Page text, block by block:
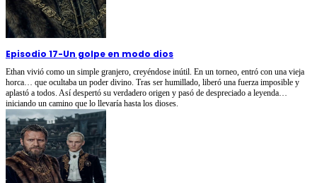
Episodio 17-Un golpe en modo dios
Ethan vivió como un simple granjero, creyéndose inútil. En un torneo, entró con una vieja
horca… que ocultaba un poder divino. Tras ser humillado, liberó una fuerza imposible y
aplastó a todos. Así despertó su verdadero origen y pasó de despreciado a leyenda…
iniciando un camino que lo llevaría hasta los dioses.